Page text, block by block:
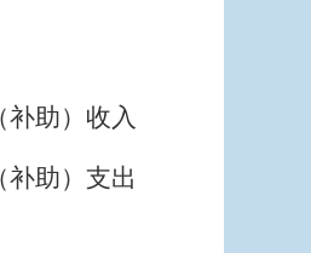
补助）收入
补助）支出